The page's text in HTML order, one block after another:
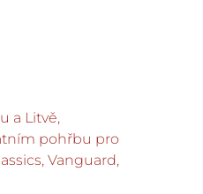
a Litvě,
pohřbu pro
Vanguard,